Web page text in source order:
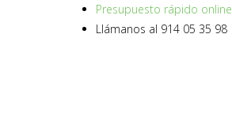
Presupuesto rápido online
Llámanos al 914 05 35 98